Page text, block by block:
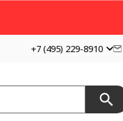
+7 (495) 229-8910